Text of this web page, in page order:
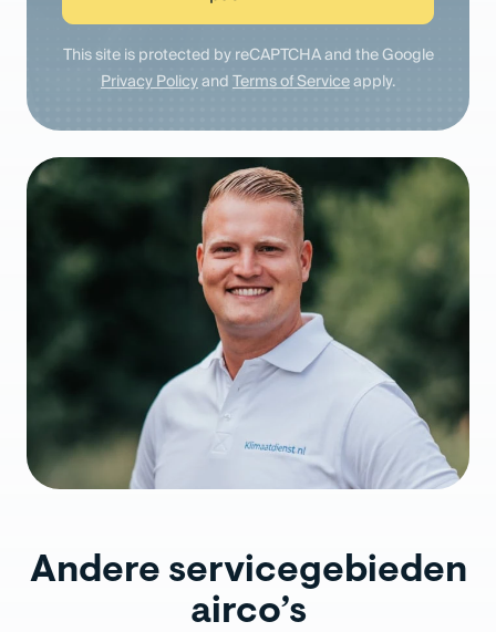
This site is protected by reCAPTCHA and the Google
Privacy PolicyandTerms of Serviceapply.
Andere servicegebieden
airco’s